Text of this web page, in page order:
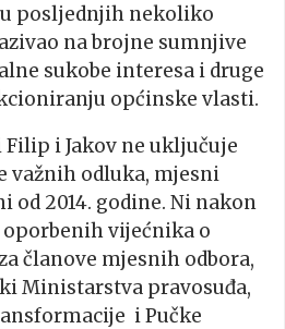
posljednjih nekoliko
na brojne sumnjive
sukobe interesa i druge
općinske vlasti.
Filip i Jakov ne uključuje
važnih odluka, mjesni
od 2014. godine. Ni nakon
vijećnika o
članove mjesnih odbora,
Ministarstva pravosuđa,
i Pučke